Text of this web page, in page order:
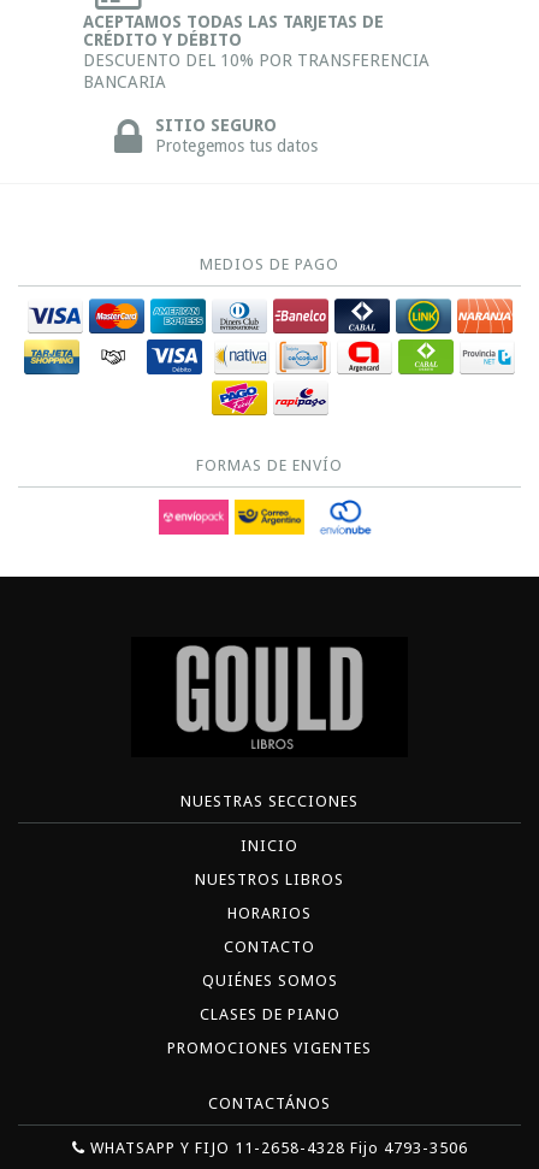
ACEPTAMOS TODAS LAS TARJETAS DE
CRÉDITO Y DÉBITO
DESCUENTO DEL 10% POR TRANSFERENCIA
BANCARIA
SITIO SEGURO
Protegemos tus datos
MEDIOS DE PAGO
FORMAS DE ENVÍO
NUESTRAS SECCIONES
INICIO
NUESTROS LIBROS
HORARIOS
CONTACTO
QUIÉNES SOMOS
CLASES DE PIANO
PROMOCIONES VIGENTES
CONTACTÁNOS
WHATSAPP Y FIJO 11-2658-4328 Fijo 4793-3506